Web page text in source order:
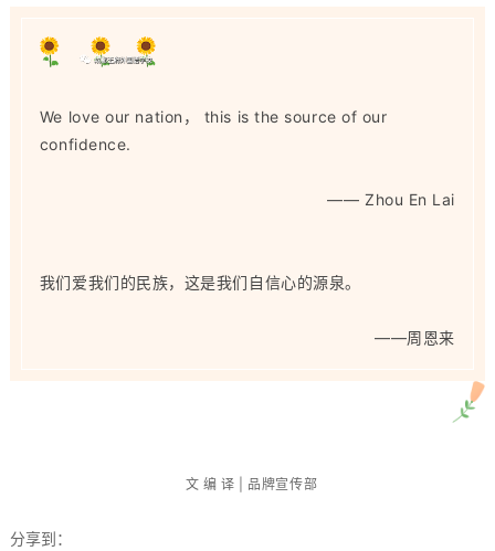
We love our nation， this is the source of our
confidence.
—— Zhou En Lai
我们爱我们的民族，这是我们自信心的源泉。
——周恩来
文 编 译 | 品牌宣传部
分享到：